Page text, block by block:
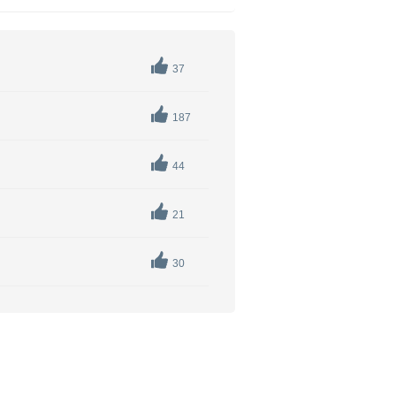
37
187
44
21
30